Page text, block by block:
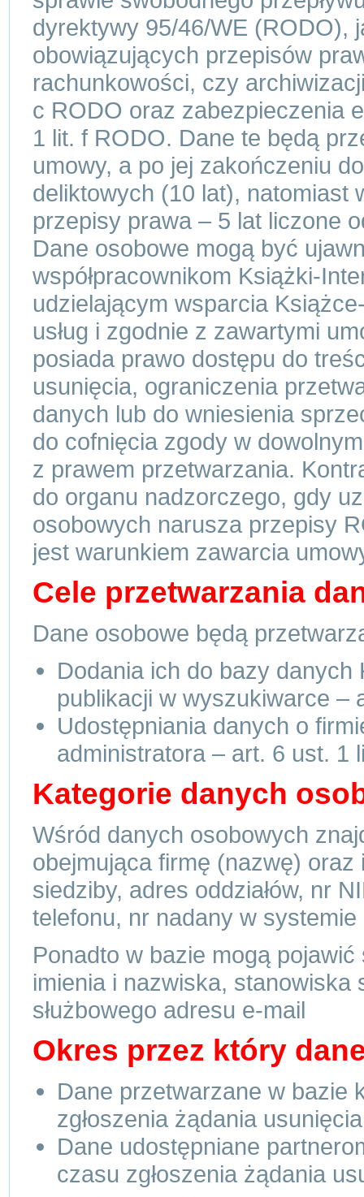
dyrektywy 95/46/WE (RODO),
obowiązujących przepisów
rachunkowości, czy
c RODO oraz zabezpieczenia
1 lit. f RODO. Dane te będą
umowy, a po jej zakończeniu
deliktowych (10 lat), natomiast
przepisy prawa – 5 lat liczone
Dane osobowe mogą być
współpracownikom Książki-
udzielającym wsparcia
usług i zgodnie z zawartymi
posiada prawo dostępu do
usunięcia, ograniczenia
danych lub do wniesienia
do cofnięcia zgody w
z prawem przetwarzania.
do organu nadzorczego, gdy
osobowych narusza przepisy
jest warunkiem zawarcia
Cele przetwarzania
Dane osobowe będą
Dodania ich do bazy
publikacji w wyszukiwarce –
Udostępniania danych o
administratora – art. 6 ust. 1
Kategorie danych
Wśród danych osobowych
obejmująca firmę (nazwę) oraz
siedziby, adres oddziałów, nr
telefonu, nr nadany w
Ponadto w bazie mogą
imienia i nazwiska, stanowiska
służbowego adresu e-mail
Okres przez który
Dane przetwarzane w bazie
zgłoszenia żądania
Dane udostępniane
czasu zgłoszenia żądania